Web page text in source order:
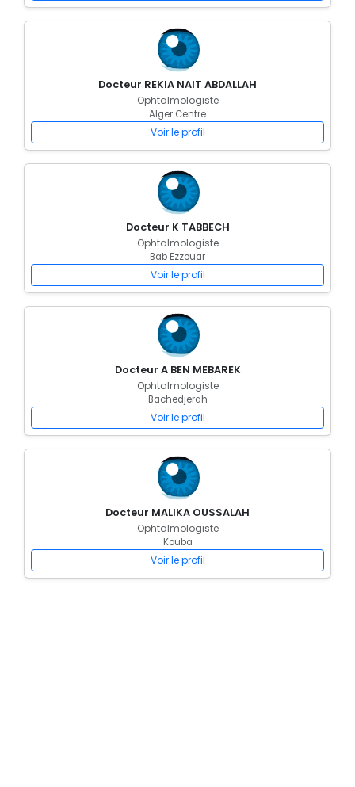
Docteur REKIA NAIT ABDALLAH
Ophtalmologiste
Alger Centre
Voir le profil
Docteur K TABBECH
Ophtalmologiste
Bab Ezzouar
Voir le profil
Docteur A BEN MEBAREK
Ophtalmologiste
Bachedjerah
Voir le profil
Docteur MALIKA OUSSALAH
Ophtalmologiste
Kouba
Voir le profil